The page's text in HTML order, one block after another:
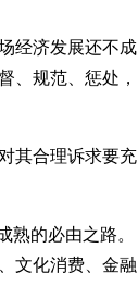
经济发展还不成
、规范、惩处，
其合理诉求要充
的必由之路。
文化消费、金融